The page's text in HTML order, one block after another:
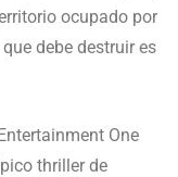
ocupado por
debe destruir es
One
thriller de